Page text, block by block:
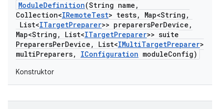
ModuleDefinition(String name ,
Collection<IRemoteTest> tests, Map<String ,
List<ITargetPreparer>> preparersPerDevice ,
Map<String , List<ITargetPreparer>> suite
PreparersPerDevice , List<IMultiTargetPreparer>
multiPreparers, IConfiguration moduleConfig)
Konstruktor